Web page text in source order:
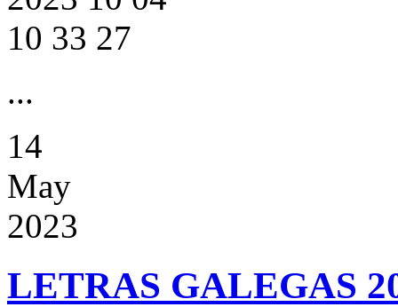
...
14
May
2023
LETRAS GALEGAS